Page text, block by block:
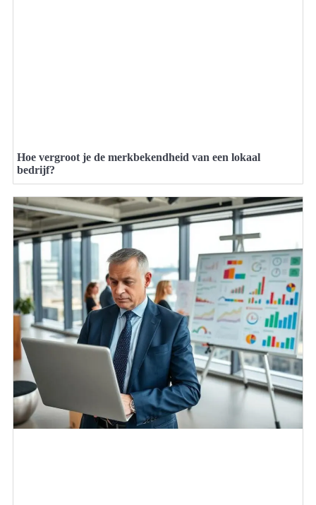
Hoe vergroot je de merkbekendheid van een lokaal
bedrijf?